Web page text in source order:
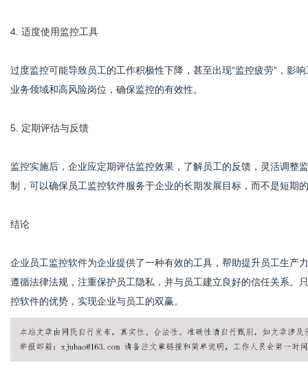
4. 适度使用监控工具
过度监控可能导致员工的工作积极性下降，甚至出现“监控疲劳”，影
业务领域和高风险岗位，确保监控的有效性。
5. 定期评估与反馈
监控实施后，企业应定期评估监控效果，了解员工的反馈，灵活调整
制，可以确保员工监控软件服务于企业的长期发展目标，而不是短期
结论
企业员工监控软件为企业提供了一种有效的工具，帮助提升员工生产
遵循法律法规，注重保护员工隐私，并与员工建立良好的信任关系。
控软件的优势，实现企业与员工的双赢。